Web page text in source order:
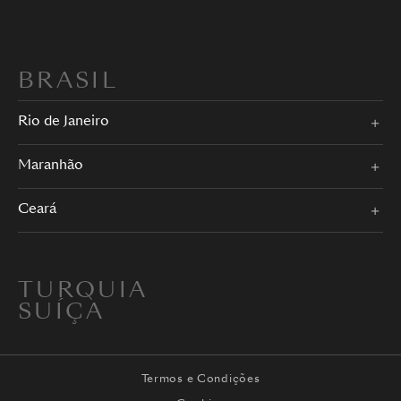
BRASIL
Rio de Janeiro
Maranhão
Ceará
TURQUIA
SUÍÇA
Termos e Condições